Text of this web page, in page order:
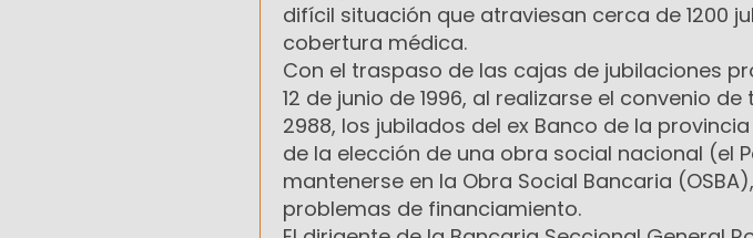
difícil situación que atraviesan cerca de 1200
cobertura médica.
Con el traspaso de las cajas de jubilaciones
12 de junio de 1996, al realizarse el convenio
2988, los jubilados del ex Banco de la
de la elección de una obra social nacional (el
mantenerse en la Obra Social Bancaria
problemas de financiamiento.